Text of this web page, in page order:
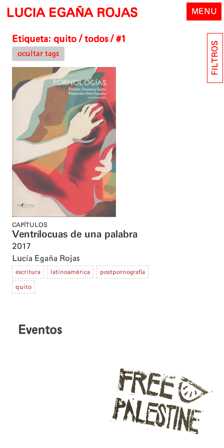
Skip
content
LUCIA EGAÑA ROJAS MENU
Etiqueta: quito / todos / #1
ocultar tags
CAPÍTULOS
Ventrílocuas de una palabra
2017
Lucía Egaña Rojas
escritura latinoamérica postpornografía
quito
Eventos
FILTROS